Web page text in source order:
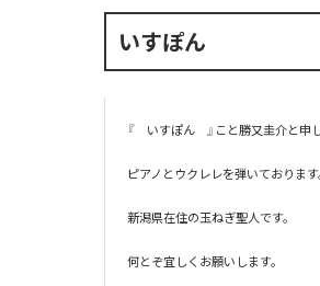
いすぽん
『　いすぽん　』こと勝又圭介と申
ピアノとウクレレを弾いております
新潟県在住の玉ねぎ聖人です。
何とぞ宜しくお願いします。